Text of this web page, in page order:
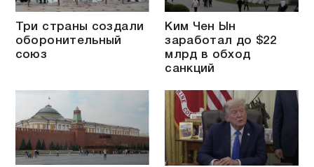
Три страны создали
оборонительный
союз
Ким Чен Ын
заработал до $22
млрд в обход
санкций